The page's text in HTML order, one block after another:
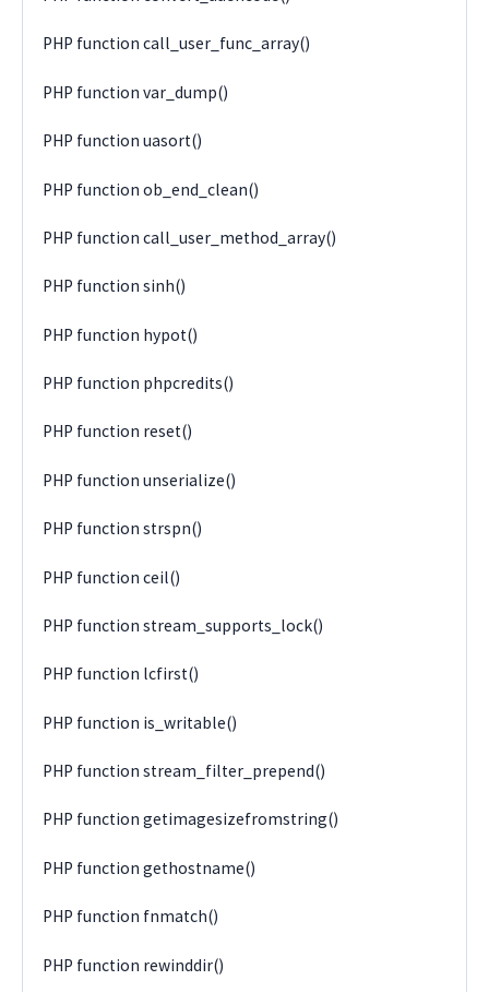
PHP function call_user_func_array()
PHP function var_dump()
PHP function uasort()
PHP function ob_end_clean()
PHP function call_user_method_array()
PHP function sinh()
PHP function hypot()
PHP function phpcredits()
PHP function reset()
PHP function unserialize()
PHP function strspn()
PHP function ceil()
PHP function stream_supports_lock()
PHP function lcfirst()
PHP function is_writable()
PHP function stream_filter_prepend()
PHP function getimagesizefromstring()
PHP function gethostname()
PHP function fnmatch()
PHP function rewinddir()